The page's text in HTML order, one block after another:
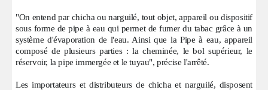
"On entend par chicha ou narguilé, tout objet, appareil ou dispositif
sous forme de pipe à eau qui permet de fumer du tabac grâce à un
système d'évaporation de l'eau. Ainsi que la Pipe à eau, appareil
composé de plusieurs parties : la cheminée, le bol supérieur, le
réservoir, la pipe immergée et le tuyau", précise l'arrêté.
Les importateurs et distributeurs de chicha et narguilé, disposent